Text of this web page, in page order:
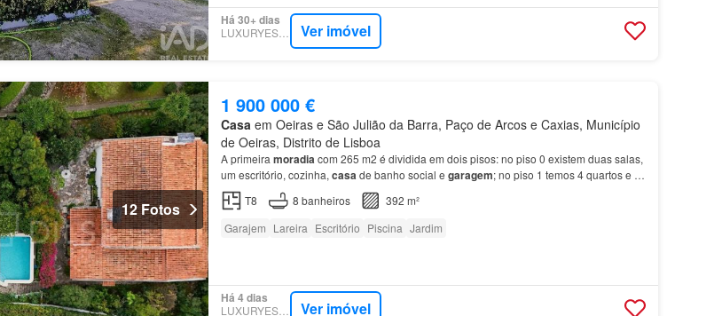
Há 30+ dias
LUXURYESTATE Ver imóvel
12 Fotos
1 900 000 €
Casa em Oeiras e São Julião da Barra, Paço de Arcos e Caxias, Município
de Oeiras, Distrito de Lisboa
A primeira moradia com 265 m2 é dividida em dois pisos: no piso 0 existem duas salas,
um escritório, cozinha, casa de banho social e garagem; no piso 1 temos 4 quartos e 2
casas de banho.…
T8 8 banheiros
392 m²
Garajem Lareira Escritório Piscina Jardim
Há 4 dias
LUXURYESTATE Ver imóvel